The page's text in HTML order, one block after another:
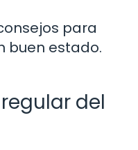
para
buen estado.
del